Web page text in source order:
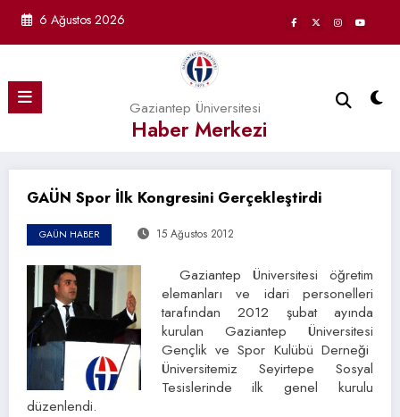
6 Ağustos 2026
Gaziantep Üniversitesi
Haber Merkezi
GAÜN Spor İlk Kongresini Gerçekleştirdi
GAÜN HABER 15 Ağustos 2012
Gaziantep Üniversitesi öğretim
elemanları ve idari personelleri
tarafından 2012 şubat ayında
kurulan Gaziantep Üniversitesi
Gençlik ve Spor Kulübü Derneği
Üniversitemiz Seyirtepe Sosyal
Tesislerinde ilk genel kurulu
düzenlendi.